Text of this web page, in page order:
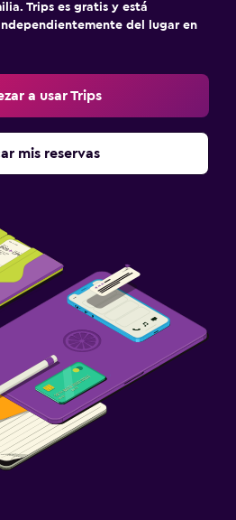
Trips es gratis y está
del lugar en
a usar Trips
mis reservas